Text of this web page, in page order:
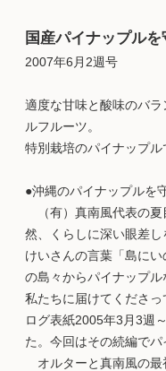
国産パイナップル
2007年6月2週号
適度な甘味と酸味のバ
ルフルーツ。
特別栽培のパイナップル
●沖縄のパイナップルを
（有）真南風代表の夏
然、くらしに深い眼差
けいさんの言葉「島に
の島々からパイナップ
私たちに届けてくださ
ログ表紙2005年3月3週
た。今回はその続編でパ
オルターと真南風の最